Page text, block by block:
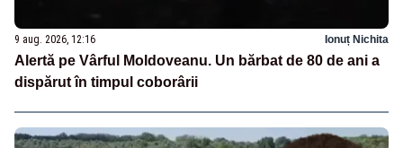
9 aug. 2026, 12:16 Ionuț Nichita
Alertă pe Vârful Moldoveanu. Un bărbat de 80 de ani a
dispărut în timpul coborârii